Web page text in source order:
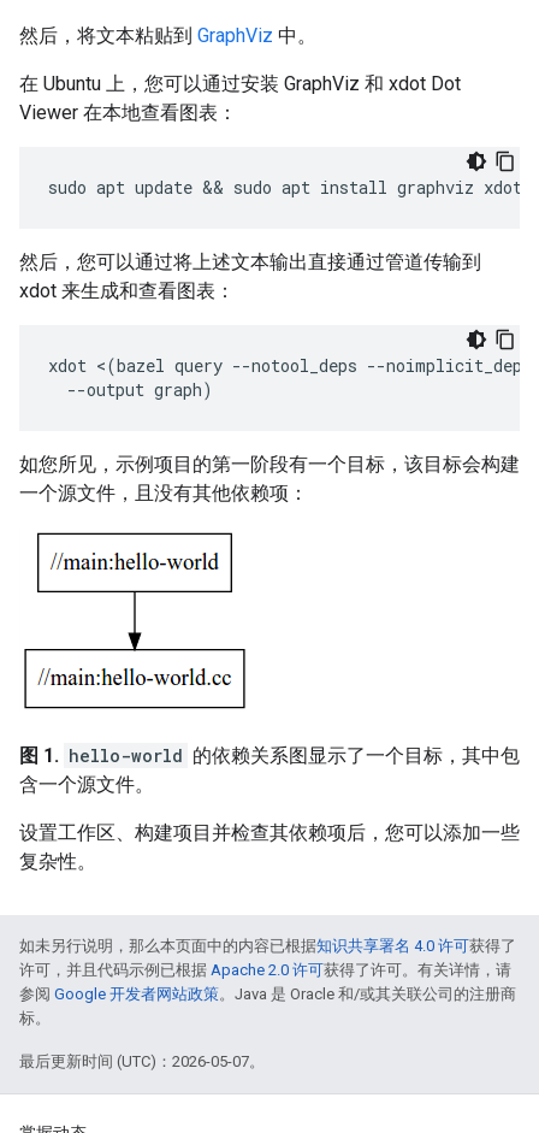
然后，将文本粘贴到 GraphViz 中。
在 Ubuntu 上，您可以通过安装 GraphViz 和 xdot Dot
Viewer 在本地查看图表：
sudo apt update && sudo apt install graphviz xdot
然后，您可以通过将上述文本输出直接通过管道传输到
xdot 来生成和查看图表：
xdot <(bazel query --notool_deps --noimplicit_deps
--output graph)
如您所见，示例项目的第一阶段有一个目标，该目标会构建
一个源文件，且没有其他依赖项：
图 1. hello-world 的依赖关系图显示了一个目标，其中包
含一个源文件。
设置工作区、构建项目并检查其依赖项后，您可以添加一些
复杂性。
如未另行说明，那么本页面中的内容已根据知识共享署名 4.0 许可获得了
许可，并且代码示例已根据 Apache 2.0 许可获得了许可。有关详情，请
参阅 Google 开发者网站政策。Java 是 Oracle 和/或其关联公司的注册商
标。
最后更新时间 (UTC)：2026-05-07。